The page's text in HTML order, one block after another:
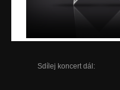
Sdílej koncert dál: